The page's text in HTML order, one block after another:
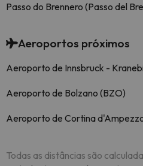
Passo do Brennero (Passo del
Aeroportos próximos
Aeroporto de Innsbruck -
Aeroporto de Bolzano (BZO)
Aeroporto de Cortina
Todas as distâncias são